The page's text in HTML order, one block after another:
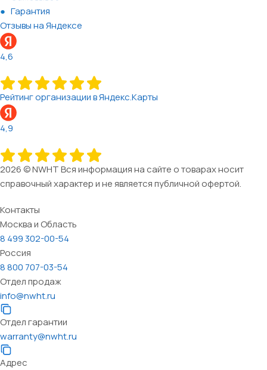
Гарантия
Отзывы на Яндексе
4,6
Рейтинг организации в Яндекс.Карты
4,9
2026 © NWHT Вся информация на сайте о товарах носит
справочный характер и не является публичной офертой.
Контакты
Москва и Область
8 499 302-00-54
Россия
8 800 707-03-54
Отдел продаж
info@nwht.ru
Отдел гарантии
warranty@nwht.ru
Адрес